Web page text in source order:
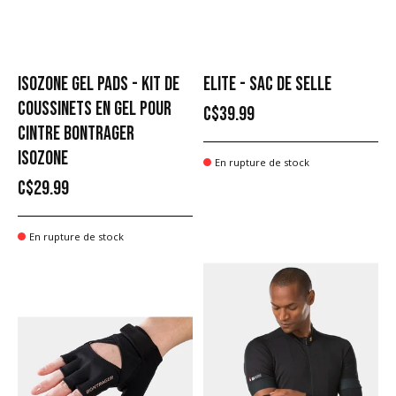
ISOZONE GEL PADS - KIT DE
COUSSINETS EN GEL POUR
CINTRE BONTRAGER
ISOZONE
C$29.99
En rupture de stock
ELITE - SAC DE SELLE
C$39.99
En rupture de stock